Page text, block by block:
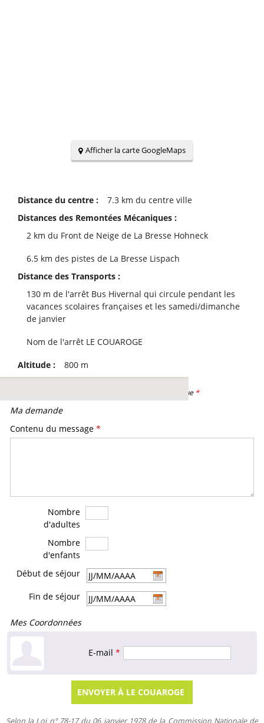
Afficher la carte GoogleMaps
Distance du centre : 7.3 km du centre ville
Distances des Remontées Mécaniques :
2 km du Front de Neige de La Bresse Hohneck
6.5 km des pistes de La Bresse Lispach
Distance des Transports :
130 m de l'arrêt Bus Hivernal qui circule pendant les
vacances scolaires françaises et les samedi/dimanche
de janvier
Nom de l'arrêt LE COUAROGE
Altitude : 800 m
Les champs obligatoires sont indiqués par un astérisque *
Ma demande
Contenu du message *
Nombre
d'adultes
Nombre
d'enfants
Début de séjour
Fin de séjour
Mes Coordonnées
E-mail*
Selon la Loi n° 78-17 du 06 janvier 1978 de la Commission Nationale de